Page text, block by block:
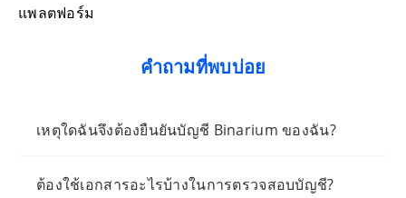
แพลตฟอร์ม
คำถามที่พบบ่อย
เหตุใดฉันจึงต้องยืนยันบัญชี Binarium ของฉัน?
ต้องใช้เอกสารอะไรบ้างในการตรวจสอบบัญชี?